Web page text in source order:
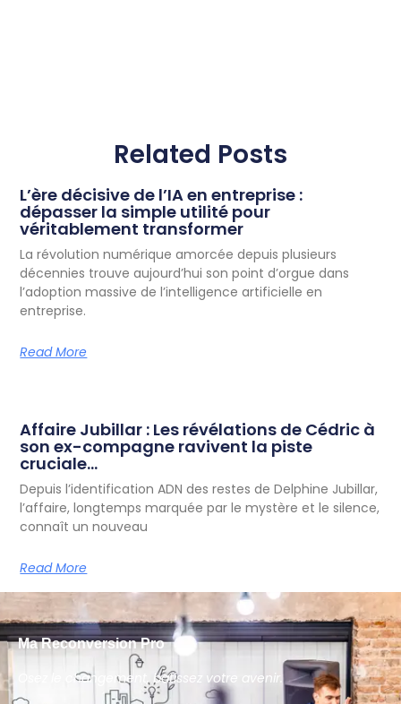
Related Posts
L’ère décisive de l’IA en entreprise :
dépasser la simple utilité pour
véritablement transformer
La révolution numérique amorcée depuis plusieurs
décennies trouve aujourd’hui son point d’orgue dans
l’adoption massive de l’intelligence artificielle en
entreprise.
Read More
Affaire Jubillar : Les révélations de Cédric à
son ex-compagne ravivent la piste
cruciale…
Depuis l’identification ADN des restes de Delphine Jubillar,
l’affaire, longtemps marquée par le mystère et le silence,
connaît un nouveau
Read More
Ma Reconversion Pro
Osez le changement, bâtissez votre avenir.